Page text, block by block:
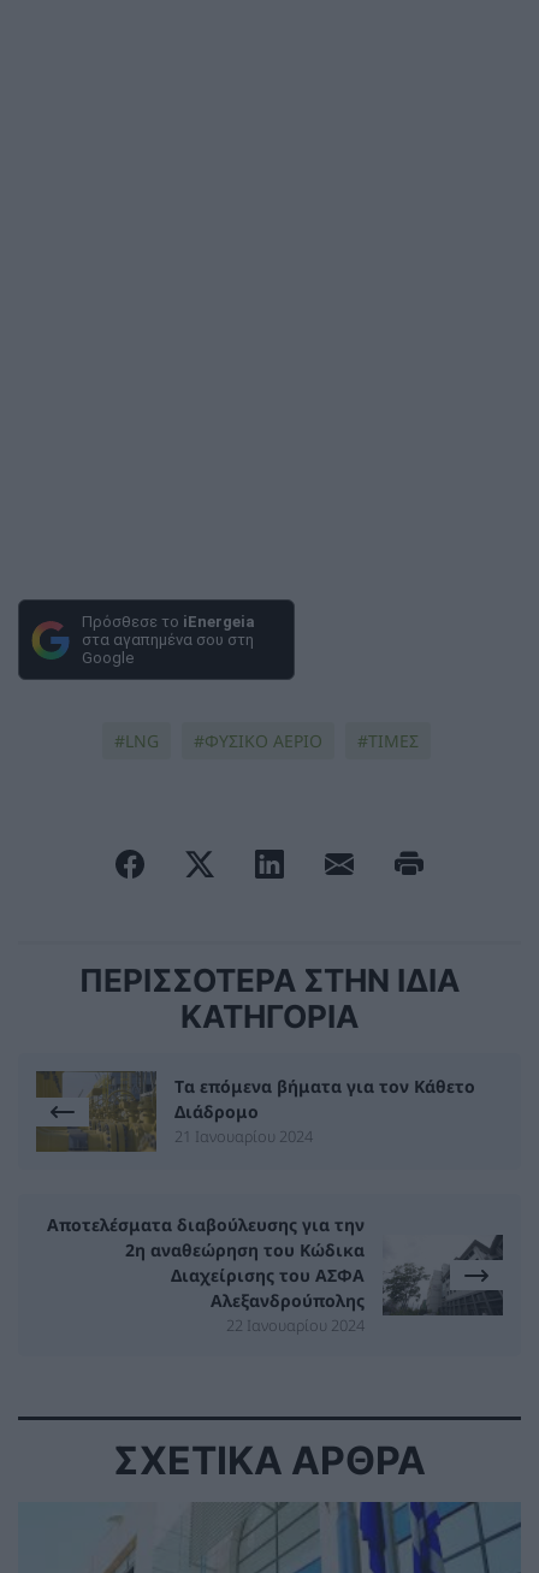
Πρόσθεσε το iEnergeia
στα αγαπημένα σου στη
Google
LNG ΦΥΣΙΚΟ ΑΕΡΙΟ ΤΙΜΕΣ
ΠΕΡΙΣΣΟΤΕΡΑ ΣΤΗΝ ΙΔΙΑ
ΚΑΤΗΓΟΡΙΑ
Tα επόμενα βήματα για τον Κάθετο
Διάδρομο
21 Ιανουαρίου 2024
Αποτελέσματα διαβούλευσης για την
2η αναθεώρηση του Κώδικα
Διαχείρισης του ΑΣΦΑ
Αλεξανδρούπολης
22 Ιανουαρίου 2024
ΣΧΕΤΙΚΑ ΑΡΘΡΑ